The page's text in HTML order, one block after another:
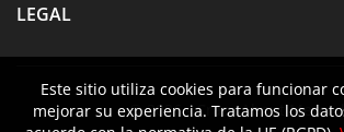
Este sitio utiliza cookies para funcionar
mejorar su experiencia. Tratamos los
Este sitio utiliza cookies para funcionar
mejorar su experiencia. Tratamos los
LEGAL
© 2026 - Crazy About